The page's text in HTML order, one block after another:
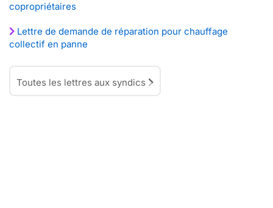
copropriétaires
Lettre de demande de réparation pour chauffage
collectif en panne
Toutes les lettres aux syndics